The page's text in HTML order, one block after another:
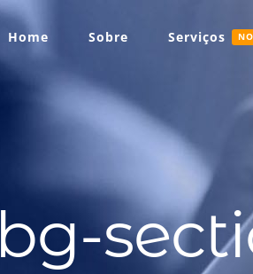
Home Sobre Serviços
bg-